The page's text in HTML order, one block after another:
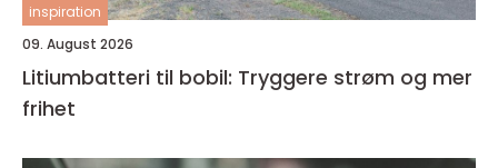
inspiration
09. August 2026
Litiumbatteri til bobil: Tryggere strøm og mer
frihet